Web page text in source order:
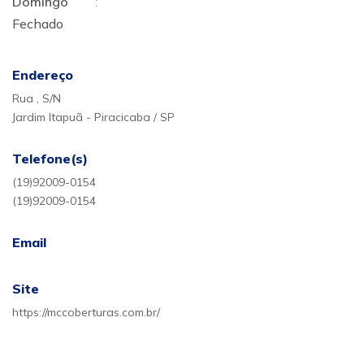
Fechado
Endereço
Rua , S/N
Jardim Itapuã - Piracicaba / SP
Telefone(s)
(19)92009-0154
(19)92009-0154
Email
Site
https://mccoberturas.com.br/